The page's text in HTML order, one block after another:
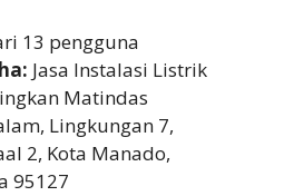
13 pengguna
Jasa Instalasi Listrik
Matindas
Lingkungan 7,
2, Kota Manado,
95127